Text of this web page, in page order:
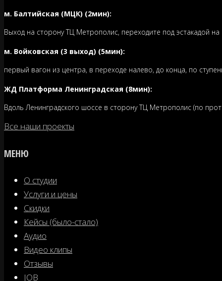
м. Балтийская (МЦК) (2мин):
Выход на сторону ТЦ Метрополис, переходите под эстакадой
м. Войковская (3 выход) (5мин):
первый вагон из центра, в переходе налево, до конца, по
ЖД Платформа Ленинградская (8мин):
Вдоль Ленинградского шоссе в сторону ТЦ Метрополис (по
Все наши проекты
МЕНЮ
О студии
Услуги и цены
Скидки
Кейсы (было-стало)
Аудио
Видео клипы
Отзывы
JOB